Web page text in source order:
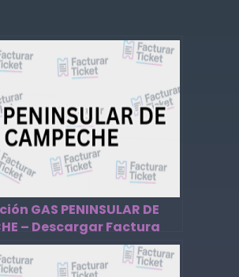
GAS PENINSULAR DE
– Descargar Factura